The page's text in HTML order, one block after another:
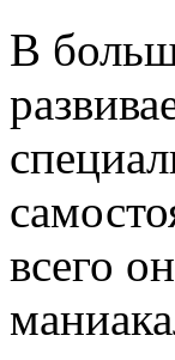
В
всего